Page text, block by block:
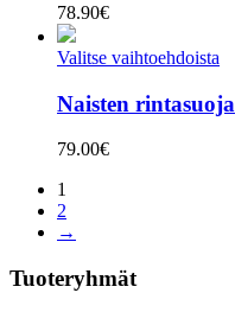
78.90€
Valitse vaihtoehdoista
Naisten rintasuoja
79.00€
1
2
→
Tuoteryhmät